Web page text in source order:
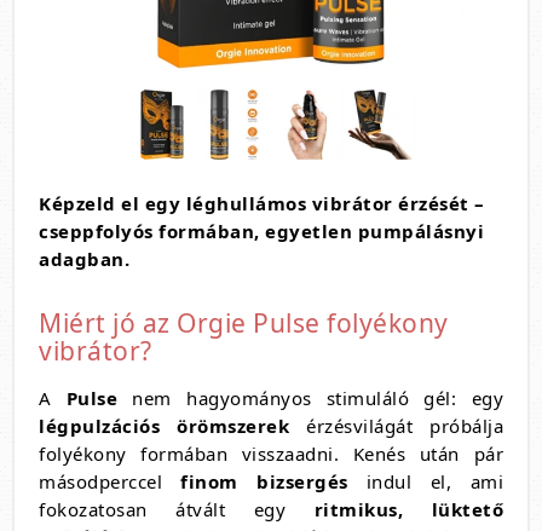
Képzeld el egy léghullámos vibrátor érzését –
cseppfolyós formában, egyetlen pumpálásnyi
adagban.
Miért jó az Orgie Pulse folyékony
vibrátor?
A Pulse nem hagyományos stimuláló gél: egy
légpulzációs örömszerek érzésvilágát próbálja
folyékony formában visszaadni. Kenés után pár
másodperccelfinom bizsergés indul el, ami
fokozatosan átvált egy ritmikus, lüktető